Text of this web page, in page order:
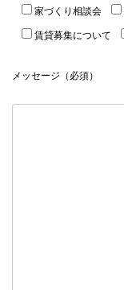
家づくり相談会
賃貸募集について
メッセージ（必須）